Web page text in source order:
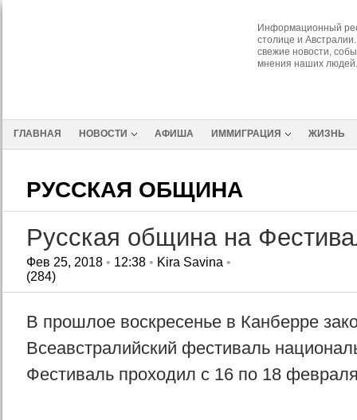
Информационный
столице и
свежие новости,
мнения наших людей.
ГЛАВНАЯ НОВОСТИ АФИША ИММИГРАЦИЯ ЖИЗНЬ
РУССКАЯ ОБЩИНА
Русская община на
Фев 25, 2018• 12:38• Kira Savina •
(284)
В прошлое воскресенье в Канберре
Всеавстралийский фестиваль
Фестиваль проходил с 16 по 18